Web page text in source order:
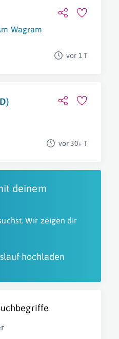
Wagram
vor 1 T
vor 30+ T
deinem
Wir zeigen dir
hochladen